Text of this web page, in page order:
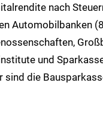
nach
Automobilbanken
und
die